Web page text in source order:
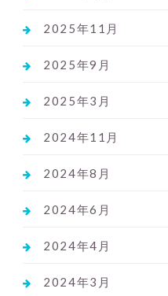
2025年11月
2025年9月
2025年3月
2024年11月
2024年8月
2024年6月
2024年4月
2024年3月